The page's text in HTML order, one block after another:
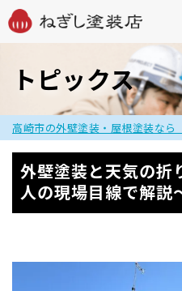
mainトピックス
高崎市の外壁塗装・屋根塗装なら
外壁塗装と天気の折
人の現場目線で解説